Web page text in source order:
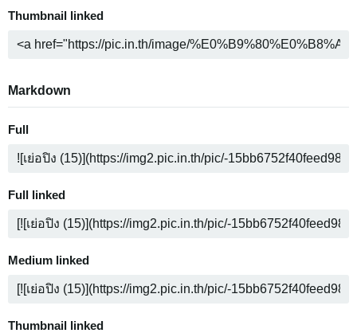
Thumbnail linked
Markdown
Full
Full linked
Medium linked
Thumbnail linked